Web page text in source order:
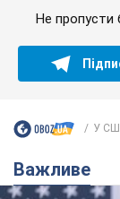
Не пропусти
У
Важливе